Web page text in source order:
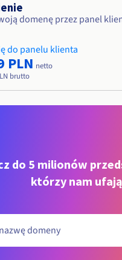
domenę przez panel
do panelu klienta
PLN netto
brutto
do 5 milionów
którzy nam ufają